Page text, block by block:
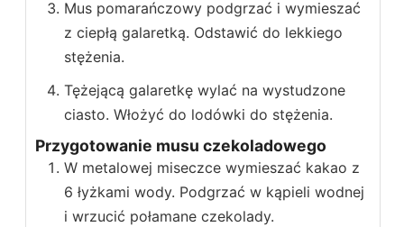
Mus pomarańczowy podgrzać i wymieszać
z ciepłą galaretką. Odstawić do lekkiego
stężenia.
Tężejącą galaretkę wylać na wystudzone
ciasto. Włożyć do lodówki do stężenia.
Przygotowanie musu czekoladowego
W metalowej miseczce wymieszać kakao z
6 łyżkami wody. Podgrzać w kąpieli wodnej
i wrzucić połamane czekolady.